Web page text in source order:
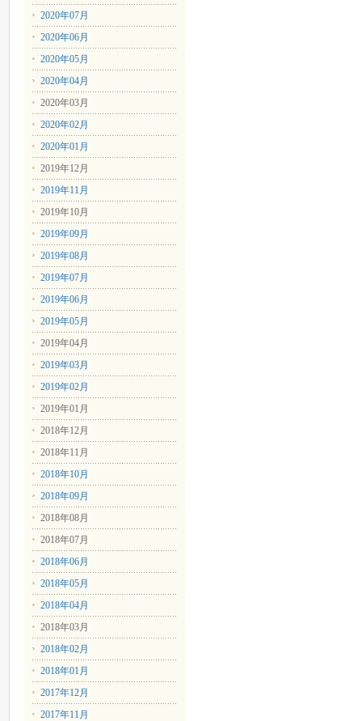
2020年07月
2020年06月
2020年05月
2020年04月
2020年03月
2020年02月
2020年01月
2019年12月
2019年11月
2019年10月
2019年09月
2019年08月
2019年07月
2019年06月
2019年05月
2019年04月
2019年03月
2019年02月
2019年01月
2018年12月
2018年11月
2018年10月
2018年09月
2018年08月
2018年07月
2018年06月
2018年05月
2018年04月
2018年03月
2018年02月
2018年01月
2017年12月
2017年11月